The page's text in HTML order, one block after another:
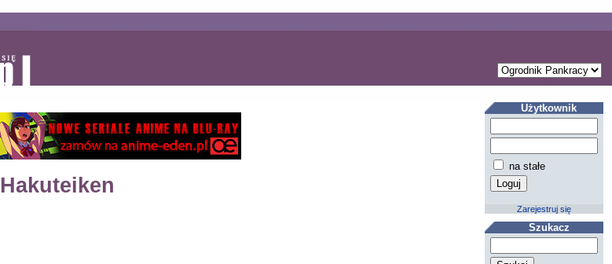
Hakuteiken
Użytkownik
na stałe
Zarejestruj się
Szukacz